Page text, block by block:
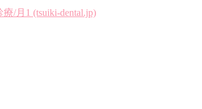
/月1 (tsuiki-dental.jp)